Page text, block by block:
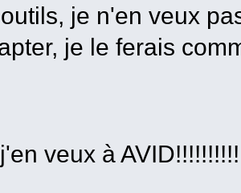
je n'en veux
je le ferais
veux à